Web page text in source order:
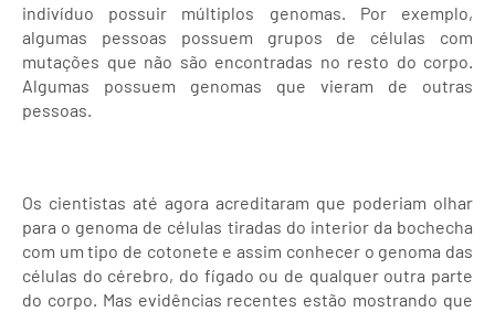
indivíduo possuir múltiplos genomas. Por exemplo,
algumas pessoas possuem grupos de células com
mutações que não são encontradas no resto do corpo.
Algumas possuem genomas que vieram de outras
pessoas.
Os cientistas até agora acreditaram que poderiam olhar
para o genoma de células tiradas do interior da bochecha
com um tipo de cotonete e assim conhecer o genoma das
células do cérebro, do fígado ou de qualquer outra parte
do corpo. Mas evidências recentes estão mostrando que